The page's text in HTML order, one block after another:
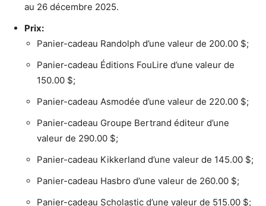
au 26 décembre 2025.
Prix:
Panier-cadeau Randolph d’une valeur de 200.00 $;
Panier-cadeau Éditions FouLire d’une valeur de
150.00 $;
Panier-cadeau Asmodée d’une valeur de 220.00 $;
Panier-cadeau Groupe Bertrand éditeur d’une
valeur de 290.00 $;
Panier-cadeau Kikkerland d’une valeur de 145.00 $;
Panier-cadeau Hasbro d’une valeur de 260.00 $;
Panier-cadeau Scholastic d’une valeur de 515.00 $;